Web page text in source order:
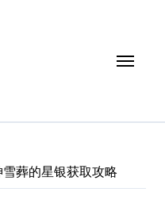
雪葬的星银获取攻略